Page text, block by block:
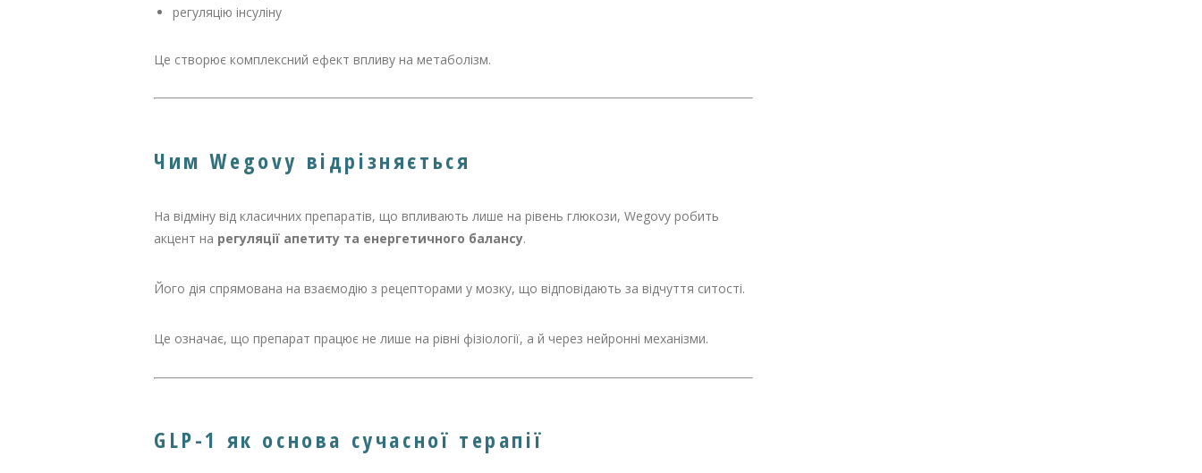
регуляцію інсуліну
Це створює комплексний ефект впливу на метаболізм.
Чим Wegovy відрізняється
На відміну від класичних препаратів, що впливають лише на рівень глюкози, Wegovy робить
акцент на регуляції апетиту та енергетичного балансу.
Його дія спрямована на взаємодію з рецепторами у мозку, що відповідають за відчуття ситості.
Це означає, що препарат працює не лише на рівні фізіології, а й через нейронні механізми.
GLP-1 як основа сучасної терапії